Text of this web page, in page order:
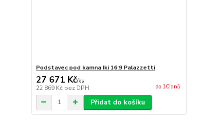
Podstavec pod kamna Iki 16:9 Palazzetti
27 671 Kč/ks
22 869 Kč bez DPH do 10 dnů
Přidat do košíku